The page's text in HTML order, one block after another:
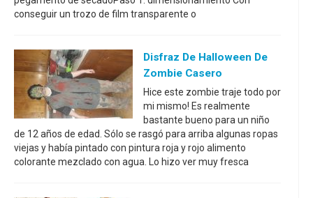
conseguir un trozo de film transparente o
Disfraz De Halloween De
Zombie Casero
Hice este zombie traje todo por
mi mismo! Es realmente
bastante bueno para un niño
de 12 años de edad. Sólo se rasgó para arriba algunas ropas
viejas y había pintado con pintura roja y rojo alimento
colorante mezclado con agua. Lo hizo ver muy fresca